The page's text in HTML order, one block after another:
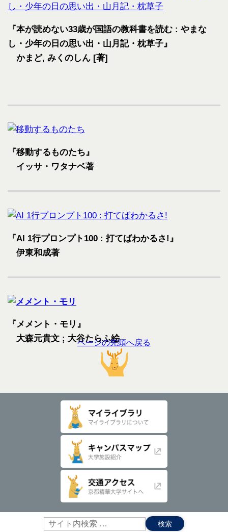
『本が読めない33歳が国語の教科書を読む : やまな
し・少年の日の思い出・山月記・枕草子』
かまど, みくのしん [著]
『移動するものたち』
イッサ・ワタナベ著
『AI 1行プロンプト100 : 打てばわかるさ!』
伊東和成著
『メメント・モリ』
大森元貴文 ; 大谷たらふ絵
ページの先頭へ戻る
サ
イ